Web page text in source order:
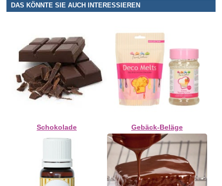
DAS KÖNNTE SIE AUCH INTERESSIEREN
Schokolade Gebäck-Beläge